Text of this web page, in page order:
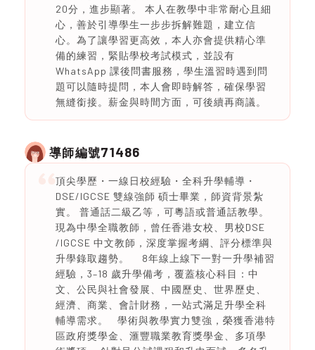
20分，進步顯著。 本人在教學中非常耐心且細
心，善於引導學生一步步拆解難題，建立信
心。為了讓學習更高效，本人亦會提供精心準
備的練習，緊貼學校考試模式，並設有
WhatsApp 課後問書服務，學生溫習時遇到問
題可以隨時提問，本人會即時解答，確保學習
無縫銜接。薪金與時間方面，可後續再商議。
導師編號71486
頂尖學歷・一線日校經驗・全科升學輔導・
DSE/IGCSE 雙線強師 碩士畢業，師資背景紮
實。 普通話二級乙等，可粵語或普通話教學。
現為中學全職教師，曾任香港女校、男校DSE
/IGCSE 中文教師，深度掌握考綱、評分標準與
升學錄取趨勢。 8年線上線下一對一升學補習
經驗，3–18 歲升學備考，覆蓋核心科目：中
文、公民與社會發展、中國歷史、世界歷史、
經濟、商業、會計財務，一站式滿足升學全科
輔導需求。 學術與教學實力雙強，榮獲香港特
區政府獎學金、滙豐職業教育獎學金、多項學